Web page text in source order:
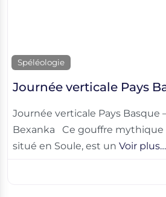
Spéléologie
Journée verticale Pays Basque
Bexanka Ce gouffre mythique
situé en Soule, est un Voir plus…